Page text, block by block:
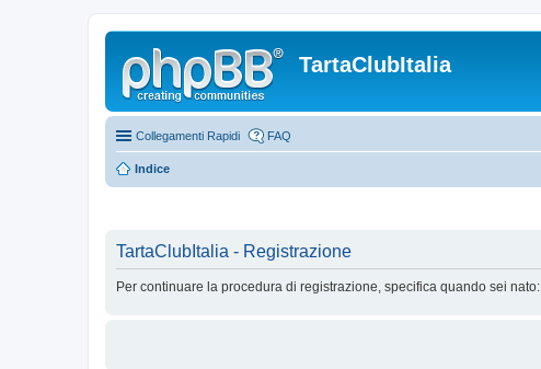
TartaClubItalia
Collegamenti Rapidi FAQ
Indice
TartaClubItalia - Registrazione
Per continuare la procedura di registrazione, specifica quando sei nato: